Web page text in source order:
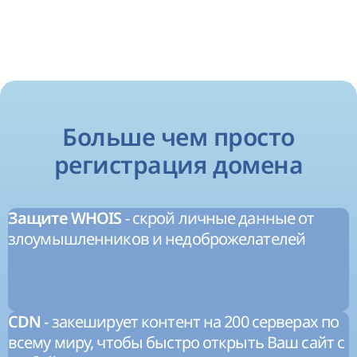
Больше чем просто
регистрация домена
Защите WHOIS - скрой личные данные от
злоумышленников и недоброжелателей
CDN - закеширует контент на 200 серверах по
всему миру, чтобы быстро открыть Ваш сайт с